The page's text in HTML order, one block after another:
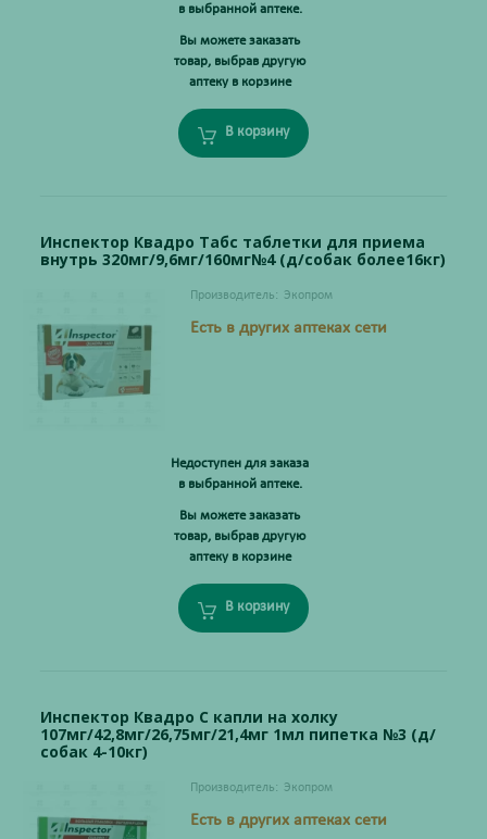
в выбранной аптеке.
Вы можете заказать
товар, выбрав другую
аптеку в корзине
В корзину
Инспектор Квадро Табс таблетки для приема
внутрь 320мг/9,6мг/160мг№4 (д/собак более16кг)
Производитель: Экопром
Есть в других аптеках сети
Недоступен для заказа
в выбранной аптеке.
Вы можете заказать
товар, выбрав другую
аптеку в корзине
В корзину
Инспектор Квадро С капли на холку
107мг/42,8мг/26,75мг/21,4мг 1мл пипетка №3 (д/
собак 4-10кг)
Производитель: Экопром
Есть в других аптеках сети